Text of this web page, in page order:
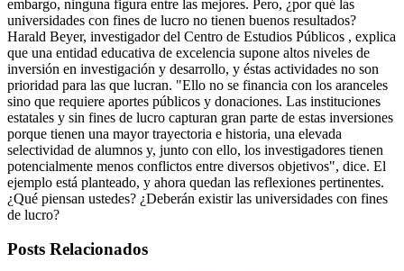
embargo, ninguna figura entre las mejores. Pero, ¿por qué las
universidades con fines de lucro no tienen buenos resultados?
Harald Beyer, investigador del Centro de Estudios Públicos , explica
que una entidad educativa de excelencia supone altos niveles de
inversión en investigación y desarrollo, y éstas actividades no son
prioridad para las que lucran. "Ello no se financia con los aranceles
sino que requiere aportes públicos y donaciones. Las instituciones
estatales y sin fines de lucro capturan gran parte de estas inversiones
porque tienen una mayor trayectoria e historia, una elevada
selectividad de alumnos y, junto con ello, los investigadores tienen
potencialmente menos conflictos entre diversos objetivos", dice. El
ejemplo está planteado, y ahora quedan las reflexiones pertinentes.
¿Qué piensan ustedes? ¿Deberán existir las universidades con fines
de lucro?
Posts Relacionados